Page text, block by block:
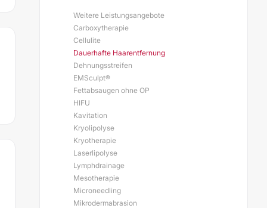
Weitere Leistungsangebote
Carboxytherapie
Cellulite
Dauerhafte Haarentfernung
Dehnungsstreifen
EMSculpt®
Fettabsaugen ohne OP
HIFU
Kavitation
Kryolipolyse
Kryotherapie
Laserlipolyse
Lymphdrainage
Mesotherapie
Microneedling
Mikrodermabrasion